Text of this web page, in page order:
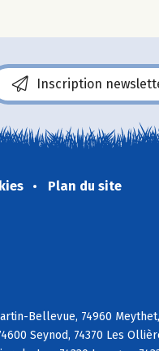
Inscription
Plan du site
Bellevue, 74960
Seynod, 74370 Les